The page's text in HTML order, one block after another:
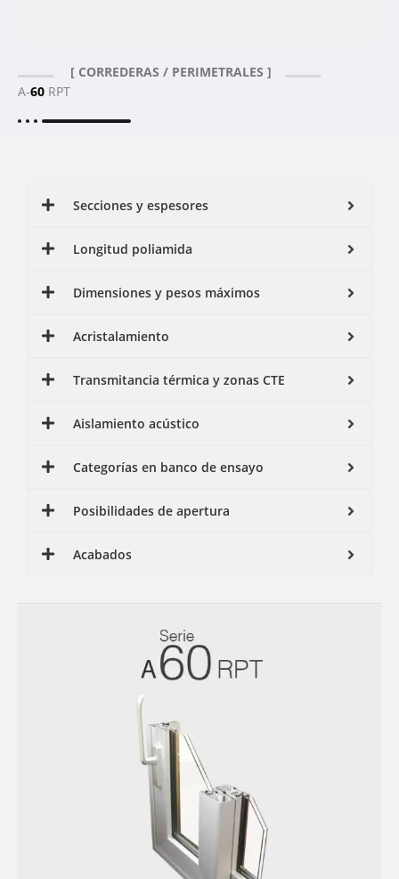
[ CORREDERAS / PERIMETRALES ]
A-60 RPT
Secciones y espesores
Longitud poliamida
Dimensiones y pesos máximos
Acristalamiento
Transmitancia térmica y zonas CTE
Aislamiento acústico
Categorías en banco de ensayo
Posibilidades de apertura
Acabados